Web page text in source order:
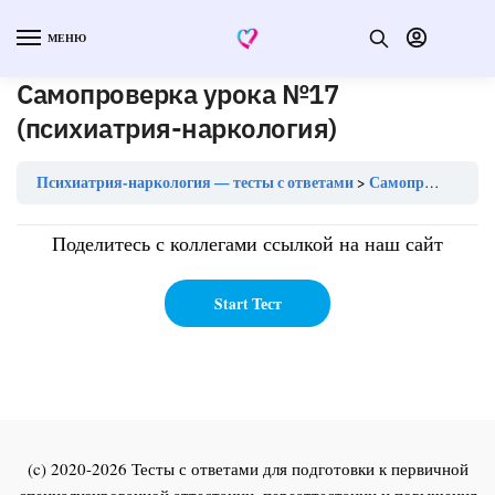
МЕНЮ
Самопроверка урока №17
(психиатрия-наркология)
Психиатрия-наркология — тесты с ответами Самопроверка урока №17 (психиатрия-наркология)
Поделитесь с коллегами ссылкой на наш сайт
(c) 2020-2026 Тесты с ответами для подготовки к первичной